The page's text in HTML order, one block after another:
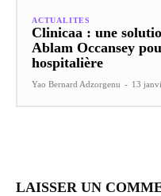
ACTUALITES
Clinicaa : une
Ablam Occansey
hospitalière
Yao Bernard Adzorgenu - 13
LAISSER UN